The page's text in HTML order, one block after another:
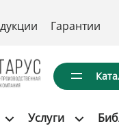
Гарантии
Услуги